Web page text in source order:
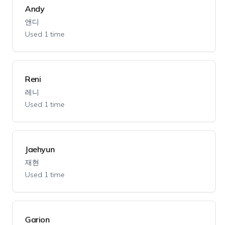
Andy
앤디
Used 1 time
Reni
레니
Used 1 time
Jaehyun
재현
Used 1 time
Garion